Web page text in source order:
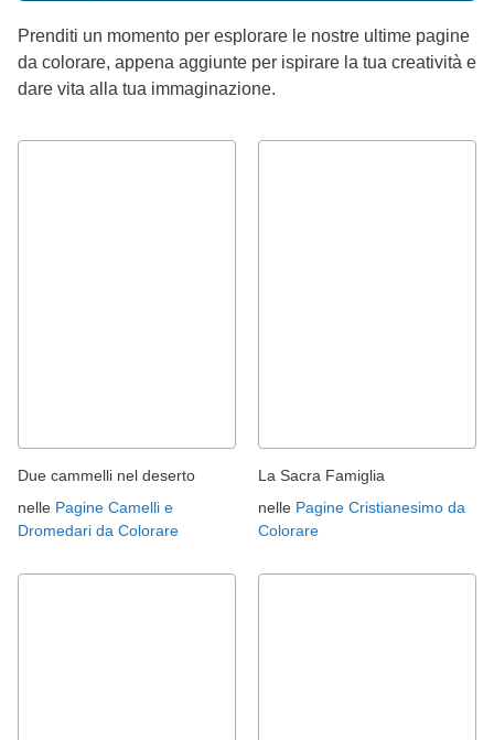
Prenditi un momento per esplorare le nostre ultime pagine
da colorare, appena aggiunte per ispirare la tua creatività e
dare vita alla tua immaginazione.
Due cammelli nel deserto
nelle Pagine Camelli e
Dromedari da Colorare
La Sacra Famiglia
nelle Pagine Cristianesimo da
Colorare